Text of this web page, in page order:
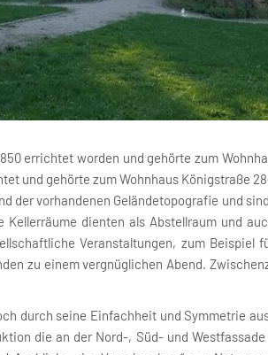
errichtet worden und gehörte zum
und gehörte zum Wohnhaus Königstraße
der vorhandenen Geländetopografie und
dienten als Abstellraum und
Veranstaltungen, zum Beispiel
zu einem vergnüglichen Abend.
durch seine Einfachheit und Symmetrie
die an der Nord-, Süd- und